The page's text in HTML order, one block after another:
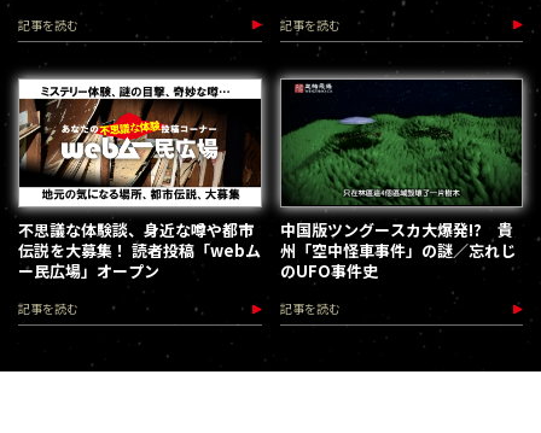
記事を読む 記事を読む
不思議な体験談、身近な噂や都市
伝説を大募集！ 読者投稿「webム
ー民広場」オープン
記事を読む
中国版ツングースカ大爆発!? 貴
州「空中怪車事件」の謎／忘れじ
のUFO事件史
記事を読む